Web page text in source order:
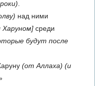
над ними
Харуном] среди
будут после
(от Аллаха) (и